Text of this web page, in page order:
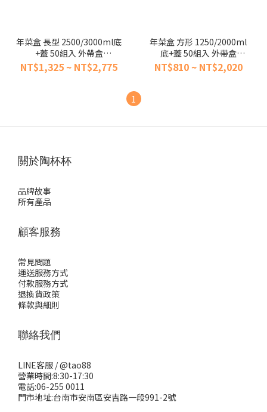
年菜盒 長型 2500/3000ml底
+蓋 50組入 外帶盒
0803/0804【陶杯杯瓷器】
微波餐盒碗盤杯筷台灣現貨
NT$1,325 ~ NT$2,775
年菜盒 方形 1250/2000ml
底+蓋 50組入 外帶盒
0807/08【陶杯杯瓷器】微
波餐盒碗盤杯筷台灣現貨
NT$810 ~ NT$2,020
1
關於陶杯杯
品牌故事
所有產品
顧客服務
常見問題
運送服務方式
付款服務方式
退換貨政策
條款與細則
聯絡我們
LINE客服 /@tao88
營業時間:8:30-17:30
電話:06-255 0011
門市地址:台南市安南區安吉路一段991-2號